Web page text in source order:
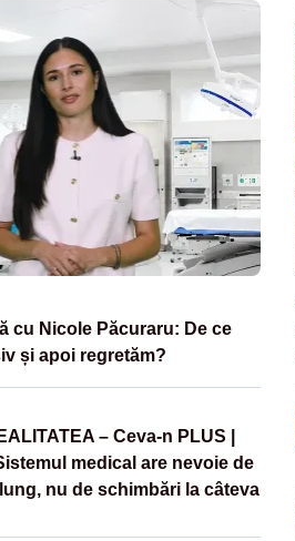
cu Nicole Păcuraru: De ce
și apoi regretăm?
– Ceva-n PLUS |
medical are nevoie de
nu de schimbări la câteva